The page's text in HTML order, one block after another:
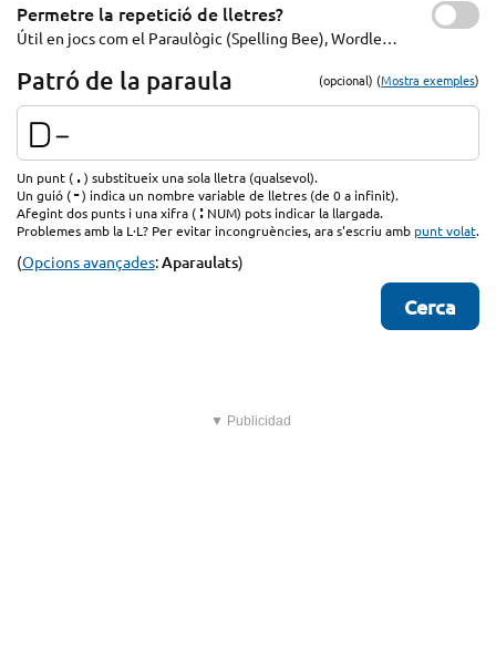
Permetre la repetició de lletres?
Útil en jocs com el Paraulògic (Spelling Bee), Wordle…
Patró de la paraula (opcional) (Mostra exemples)
Un punt (.) substitueix una sola lletra (qualsevol).
Un guió (-) indica un nombre variable de lletres (de 0 a infinit).
Afegint dos punts i una xifra (: NUM) pots indicar la llargada.
Problemes amb la L·L? Per evitar incongruències, ara s'escriu amb punt volat.
(Opcions avançades:Aparaulats)
▼ Publicidad